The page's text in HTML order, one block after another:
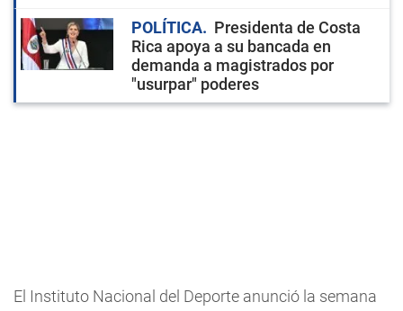
POLÍTICA
Presidenta de Costa
Rica apoya a su bancada en
demanda a magistrados por
"usurpar" poderes
El Instituto Nacional del Deporte anunció la semana